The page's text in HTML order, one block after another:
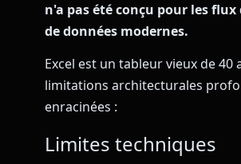
n'a pas été conçu pour les
de données modernes.
Excel est un tableur vieux de 40
limitations architecturales
enracinées :
Limites techniques